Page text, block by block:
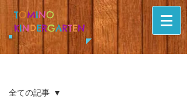
TOMINO
KINDERGARTEN
全ての記事